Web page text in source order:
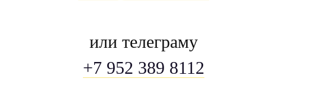
или телеграму
+7 952 389 8112